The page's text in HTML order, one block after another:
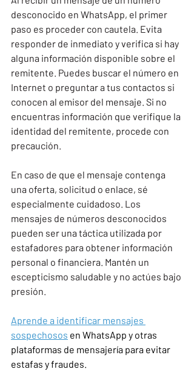
desconocido en WhatsApp, el primer
paso es proceder con cautela. Evita
responder de inmediato y verifica si hay
alguna información disponible sobre el
remitente. Puedes buscar el número en
Internet o preguntar a tus contactos si
conocen al emisor del mensaje. Si no
encuentras información que verifique la
identidad del remitente, procede con
precaución.
En caso de que el mensaje contenga
una oferta, solicitud o enlace, sé
especialmente cuidadoso. Los
mensajes de números desconocidos
pueden ser una táctica utilizada por
estafadores para obtener información
personal o financiera. Mantén un
escepticismo saludable y no actúes bajo
presión.
Aprende a identificar mensajes
sospechosos en WhatsApp y otras
plataformas de mensajería para evitar
estafas y fraudes.